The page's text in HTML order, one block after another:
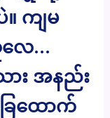
။ ကျမ
ေ…
း အနည်း
ေထောက်